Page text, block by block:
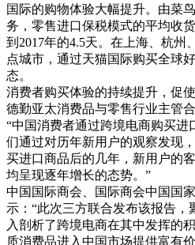
国际的购物体验大幅提升。由菜
务，零售进口保税模式的平均收
到2017年的4.5天。在上海、杭州
点城市，通过天猫国际购买全球
态。
消费者购买体验的持续提升，促
德勤亚太消费品与零售行业主管
“中国消费者通过跨境电商购买
们通过对历年新用户的观察发现
买进口商品后的几年，新用户的
均呈现逐年增长的态势。”
中国国际商会、国际商会中国国
示：“此次三方联合发布该报告，
入剖析了跨境电商在其中发挥的
质消费品进入中国市场提供富有